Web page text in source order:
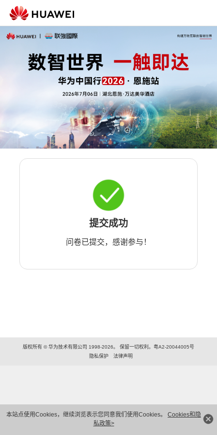
本站点使用Cookies，继续浏览表示您同意我们使用Cookies。 Cookies和隐
私政策>
提交成功
问卷已提交，感谢参与！
版权所有 © 华为技术有限公司 1998-2026。 保留一切权利。粤A2-20044005号
隐私保护
法律声明